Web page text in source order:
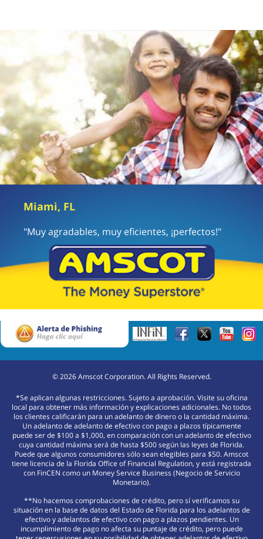
Miami, FL
"Muy agradables, muy eficientes, ¡perfectos!"
©2026Amscot Corporation. All Rights Reserved.
*Se aplican algunas restricciones. Sujeto a aprobación. Visite su oficina
local para obtener más información y explicaciones adicionales. No todos
los clientes calificarán para un adelanto de dinero o la cantidad máxima.
Un adelanto de adelanto de efectivo con pago a plazos típicamente
puede ser de $100 a $1,000, en comparación con un adelanto de efectivo
cuya cantidad máxima será de hasta $500 según las leyes de Florida.
Puede que algunos consumidores sólo sean elegibles para $50. Amscot
tiene licencia de la Florida Office of Financial Regulation, y está registrada
con FinCEN como un Money Service Business (Negocio de Servicio
Monetario).
**No hacemos comprobaciones de crédito, pero sí verificamos su
situación en la base de datos del Estado de Florida para los adelantos de
efectivo y adelantos de efectivo con pago a plazos pendientes. Un
incumplimiento de pago no afecta su puntaje de crédito, pero puede